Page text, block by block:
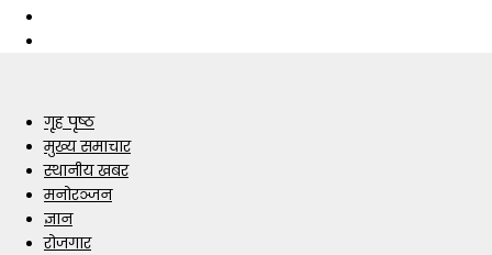
गृह पृष्ठ
मुख्य समाचार
स्थानीय खबर
मनोरञ्जन
ज्ञान
रोजगार